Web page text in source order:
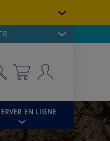
FR
EN LIGNE